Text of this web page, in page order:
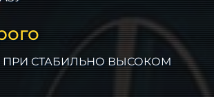
СТАБИЛЬНО ВЫСОКОМ